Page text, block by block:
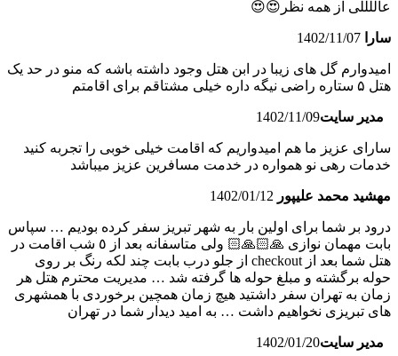
عاللللی از همه نظر😍😍
سارا 1402/11/07
امیدوارم گل های زیبا در ابن هتل وجود داشته باشه که منو در حد یک
هتل ۵ ستاره راضی نیگه داره خیلی مشتاقم برای اقامتم
مدیر سایت1402/11/09
سارای عزیز ما هم امیدواریم که اقامت خیلی خوبی را تجربه کنید
خدمات رهی نو همواره در خدمت مسافرین عزیز میباشد
مهشید محمد علیپور 1402/01/12
درود بر شما برای اولین بار به شهر تبریز سفر کرده بودیم … سپاس
بابت مهمان نوازی 🙏🏻🙏🏻 ولی متاسفانه بعد از ٥ شب اقامت در
هتل شما بعد از checkout از جلو درب بابت چند لکه رنگ بر روی
حوله برگشته و مبلغ حوله ها گرفته شد … مدیریت محترم هتل هر
زمان به تهران سفر داشتید هیچ زمان همچین برخوردی با همشهری
های تبریزی نخواهیم داشت … به امید دیدار شما در تهران
مدیر سایت1402/01/20